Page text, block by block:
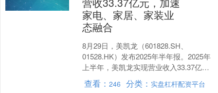
家电、家居、家装业
态融合
8月29日，美凯龙（601828.SH、
01528.HK）发布2025年半年报。2025年
上半年，美凯龙实现营业收入33.37亿
元；经营现金流量净额为2.02亿....
查看：246 分类： 实盘杠杆配资平台